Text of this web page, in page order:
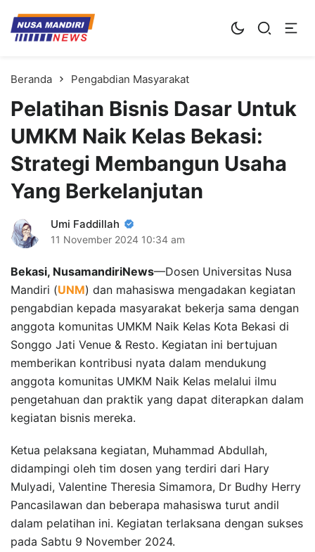
Kampus Digital Bisnis
Universitas Nusa Mandiri
Beranda Pengabdian Masyarakat
Pelatihan Bisnis Dasar Untuk
UMKM Naik Kelas Bekasi:
Strategi Membangun Usaha
Yang Berkelanjutan
Umi Faddillah
11 November 2024 10:34 am
Bekasi, NusamandiriNews—Dosen Universitas Nusa
Mandiri (UNM) dan mahasiswa mengadakan kegiatan
pengabdian kepada masyarakat bekerja sama dengan
anggota komunitas UMKM Naik Kelas Kota Bekasi di
Songgo Jati Venue & Resto. Kegiatan ini bertujuan
memberikan kontribusi nyata dalam mendukung
anggota komunitas UMKM Naik Kelas melalui ilmu
pengetahuan dan praktik yang dapat diterapkan dalam
kegiatan bisnis mereka.
Ketua pelaksana kegiatan, Muhammad Abdullah,
didampingi oleh tim dosen yang terdiri dari Hary
Mulyadi, Valentine Theresia Simamora, Dr Budhy Herry
Pancasilawan dan beberapa mahasiswa turut andil
dalam pelatihan ini. Kegiatan terlaksana dengan sukses
pada Sabtu 9 November 2024.